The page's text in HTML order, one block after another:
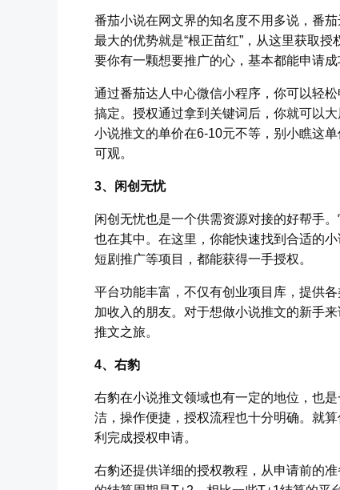
番茄小说在网文界的知名度不用多说，番
最大的优势就是“根正苗红”，从这里获取
要你有一颗想要推广的心，基本都能申请成
通过番茄达人中心微信小程序，你可以轻
搞定。授权通过拿到关键词后，你就可以
小说推文的单价在6-10元不等，别小瞧这
可观。
3、闲创无忧
闲创无忧也是一个供需资源对接的好帮手
也在其中。在这里，你能快速找到合适的
短剧推广等项目，都能获得一手授权。
平台功能丰富，不仅有创业项目库，提供
加收入的朋友。对于想做小说推文的新手
推文之旅。
4、右豹
右豹在小说推文领域也有一定的地位，也
洁，操作便捷，授权流程也十分明确。就
利完成授权申请。
右豹还提供详细的授权教程，从申请前的